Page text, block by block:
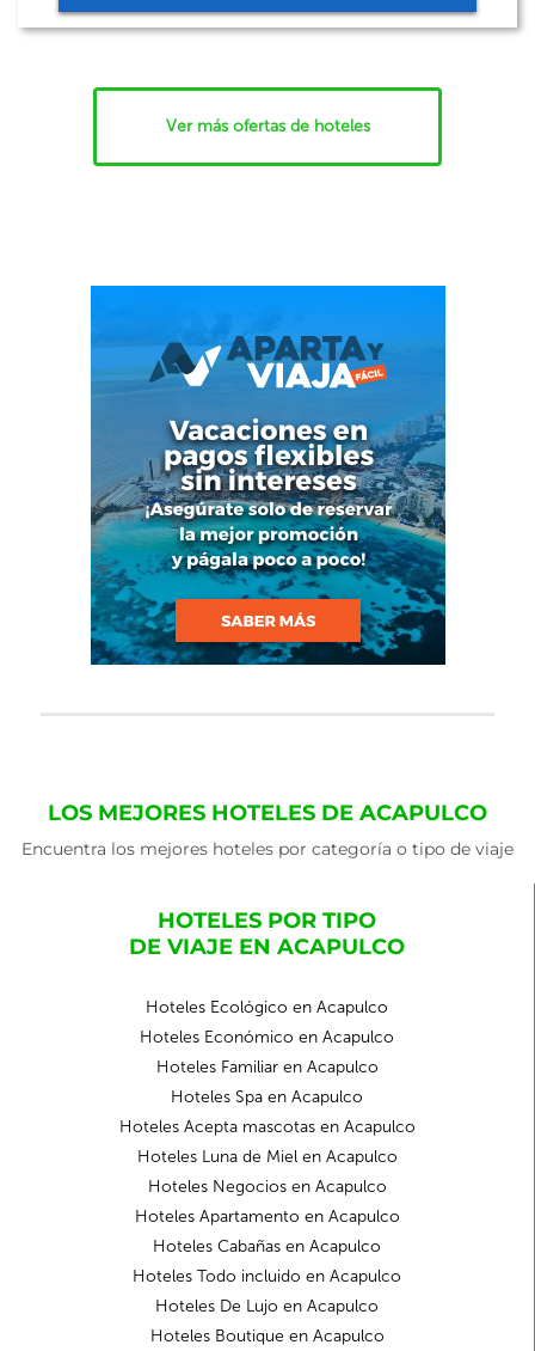
Ver más ofertas de hoteles
LOS MEJORES HOTELES DE ACAPULCO
Encuentra los mejores hoteles por categoría o tipo de viaje
HOTELES POR TIPO
DE VIAJE EN ACAPULCO
Hoteles Ecológico en Acapulco
Hoteles Económico en Acapulco
Hoteles Familiar en Acapulco
Hoteles Spa en Acapulco
Hoteles Acepta mascotas en Acapulco
Hoteles Luna de Miel en Acapulco
Hoteles Negocios en Acapulco
Hoteles Apartamento en Acapulco
Hoteles Cabañas en Acapulco
Hoteles Todo incluido en Acapulco
Hoteles De Lujo en Acapulco
Hoteles Boutique en Acapulco